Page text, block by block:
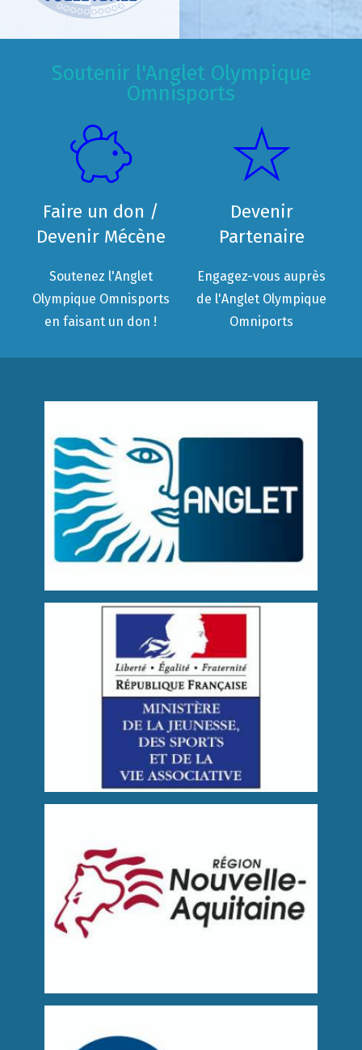
Soutenir l'Anglet Olympique
Omnisports
Faire un don /
Devenir Mécène
Soutenez l'Anglet
Olympique Omnisports
en faisant un don !
Devenir
Partenaire
Engagez-vous auprès
de l'Anglet Olympique
Omniports